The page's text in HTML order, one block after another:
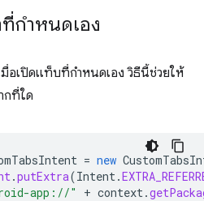
กําหนดเอง
อเปิดแท็บที่กำหนดเอง วิธีนี้ช่วยให้
กที่ใด
= new
.putExtra(Intent.
app://" + context.